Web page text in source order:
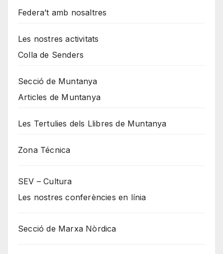
Federa’t amb nosaltres
Les nostres activitats
Colla de Senders
Secció de Muntanya
Articles de Muntanya
Les Tertulies dels Llibres de Muntanya
Zona Técnica
SEV – Cultura
Les nostres conferències en línia
Secció de Marxa Nòrdica